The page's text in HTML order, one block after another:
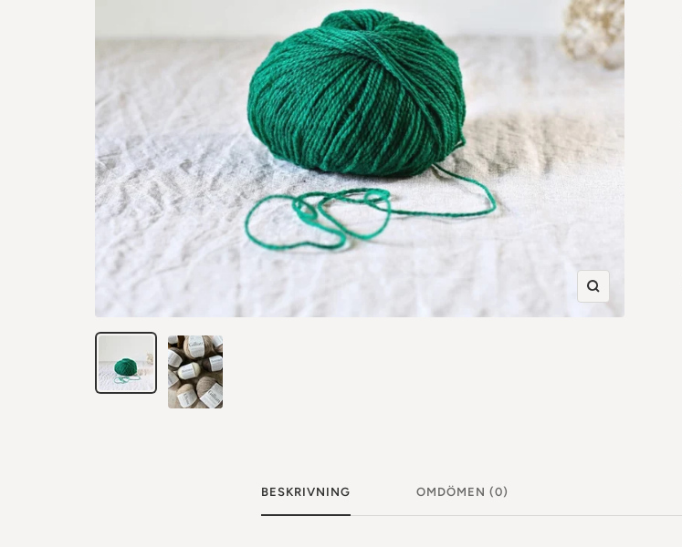
Zooma
BESKRIVNING OMDÖMEN (0)